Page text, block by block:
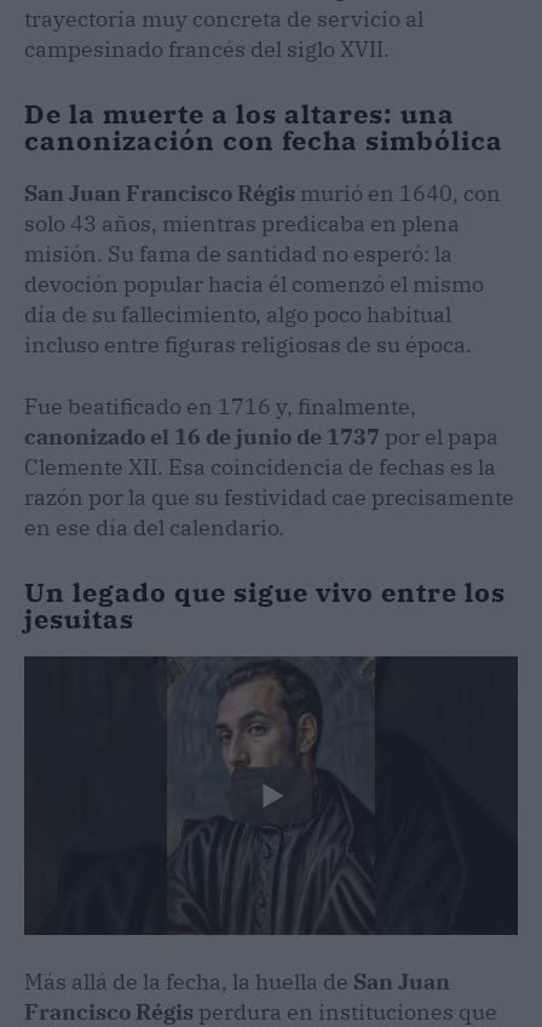
trayectoria muy concreta de servicio al
campesinado francés del siglo XVII.
De la muerte a los altares: una
canonización con fecha simbólica
San Juan Francisco Régis murió en 1640, con
solo 43 años, mientras predicaba en plena
misión. Su fama de santidad no esperó: la
devoción popular hacia él comenzó el mismo
día de su fallecimiento, algo poco habitual
incluso entre figuras religiosas de su época.
Fue beatificado en 1716 y, finalmente,
canonizado el 16 de junio de 1737 por el papa
Clemente XII. Esa coincidencia de fechas es la
razón por la que su festividad cae precisamente
en ese día del calendario.
Un legado que sigue vivo entre los
jesuitas
Más allá de la fecha, la huella de San Juan
Francisco Régis perdura en instituciones que